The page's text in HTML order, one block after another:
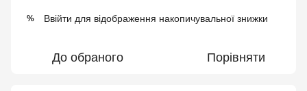
% Ввійти для відображення накопичувальної знижки
До обраного Порівняти